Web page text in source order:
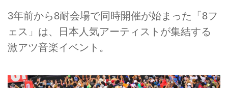
3年前から8耐会場で同時開催が始まった「8フ
ェス」は、日本人気アーティストが集結する
激アツ音楽イベント。